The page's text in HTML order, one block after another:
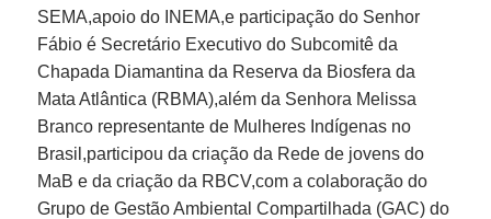
Mensagem*
*Campos obrigatórios
Ao iniciar um contato, você concorda com a
SEMA,apoio do INEMA,e participação do Senhor
Fábio é Secretário Executivo do Subcomitê da
Chapada Diamantina da Reserva da Biosfera da
Mata Atlântica (RBMA),além da Senhora Melissa
Branco representante de Mulheres Indígenas no
Brasil,participou da criação da Rede de jovens do
MaB e da criação da RBCV,com a colaboração do
Grupo de Gestão Ambiental Compartilhada (GAC) do